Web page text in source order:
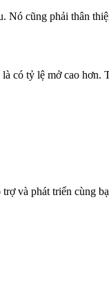
cũng phải thân
có tỷ lệ mở cao
và phát triển cùng